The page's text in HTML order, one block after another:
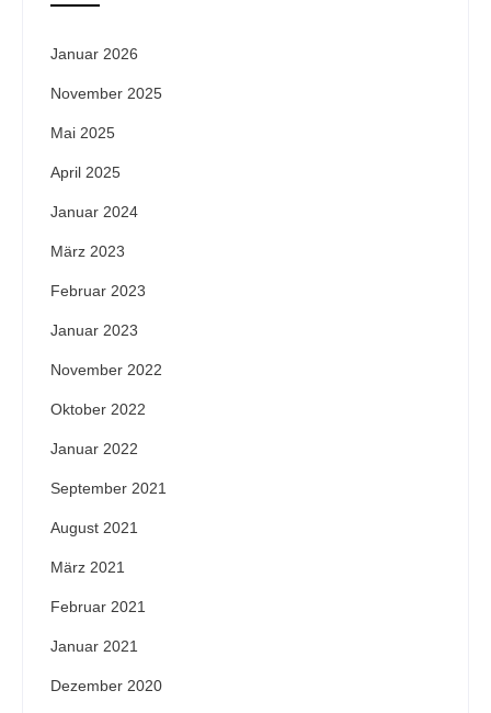
Januar 2026
November 2025
Mai 2025
April 2025
Januar 2024
März 2023
Februar 2023
Januar 2023
November 2022
Oktober 2022
Januar 2022
September 2021
August 2021
März 2021
Februar 2021
Januar 2021
Dezember 2020